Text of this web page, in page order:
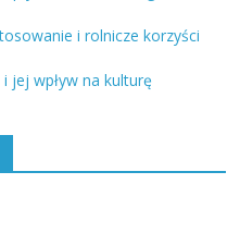
i rolnicze korzyści
jej wpływ na kulturę